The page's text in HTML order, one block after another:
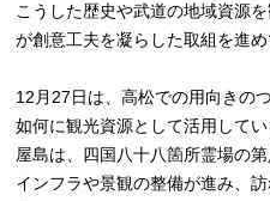
こうした歴史や武道の地域資源
が創意工夫を凝らした取組を進め
12月27日は、高松での用向きの
如何に観光資源として活用して
屋島は、四国八十八箇所霊場の
インフラや景観の整備が進み、